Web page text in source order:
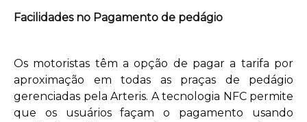
Facilidades no Pagamento de pedágio
Os motoristas têm a opção de pagar a tarifa por
aproximação em todas as praças de pedágio
gerenciadas pela Arteris. A tecnologia NFC permite
que os usuários façam o pagamento usando